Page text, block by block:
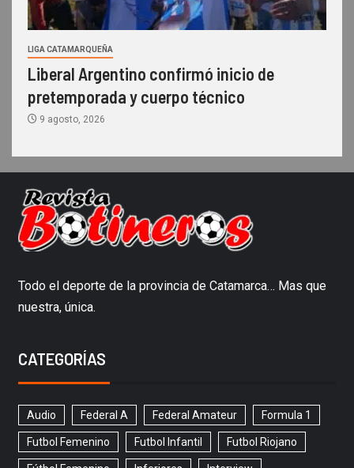
LIGA CATAMARQUEÑA
Liberal Argentino confirmó inicio de
pretemporada y cuerpo técnico
9 agosto, 2026
Todo el deporte de la provincia de Catamarca… Mas que
nuestra, única.
CATEGORÍAS
Audio Federal A Federal Amateur Formula 1
Futbol Femenino Futbol Infantil Futbol Riojano